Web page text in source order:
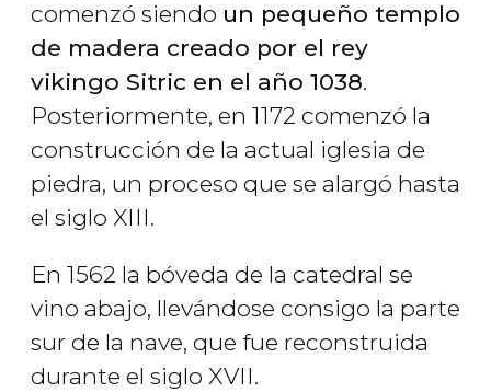
comenzó siendo un pequeño templo
de madera creado por el rey
vikingo Sitric en el año 1038.
Posteriormente, en 1172 comenzó la
construcción de la actual iglesia de
piedra, un proceso que se alargó hasta
el siglo XIII.
En 1562 la bóveda de la catedral se
vino abajo, llevándose consigo la parte
sur de la nave, que fue reconstruida
durante el siglo XVII.